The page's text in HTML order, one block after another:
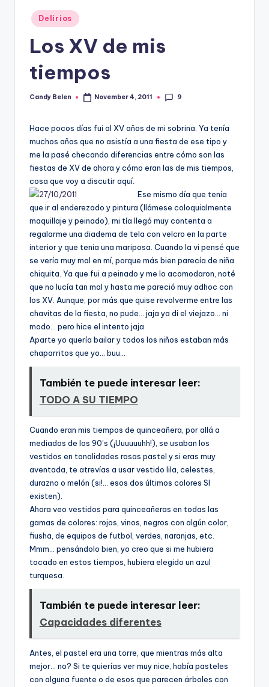
Posted
in
Delirios
Los XV de mis
tiempos
Posted
Candy Belen November 4, 2011 9
Hace pocos días fui al XV años de mi sobrina. Ya tenía
muchos años que no asistía a una fiesta de ese tipo y
me la pasé checando diferencias entre cómo son las
fiestas de XV de ahora y cómo eran las de mis tiempos,
cosa que voy a discutir aquí.
Ese mismo día que tenía
que ir al enderezado y pintura (llámese coloquialmente
maquillaje y peinado), mi tía llegó muy contenta a
regalarme una diadema de tela con velcro en la parte
interior y que tenia una mariposa. Cuando la vi pensé que
se vería muy mal en mí, porque más bien parecía de niña
chiquita. Ya que fui a peinado y me lo acomodaron, noté
que no lucía tan mal y hasta me pareció muy adhoc con
los XV. Aunque, por más que quise revolverme entre las
chavitas de la fiesta, no pude… jaja ya di el viejazo… ni
modo… pero hice el intento jaja
Aparte yo quería bailar y todos los niños estaban más
chaparritos que yo… buu…
También te puede interesar leer:
TODO A SU TIEMPO
Cuando eran mis tiempos de quinceañera, por allá a
mediados de los 90’s (¡Uuuuuuhh!), se usaban los
vestidos en tonalidades rosas pastel y si eras muy
aventada, te atrevías a usar vestido lila, celestes,
durazno o melón (si!… esos dos últimos colores SI
existen).
Ahora veo vestidos para quinceañeras en todas las
gamas de colores: rojos, vinos, negros con algún color,
fiusha, de equipos de futbol, verdes, naranjas, etc.
Mmm… pensándolo bien, yo creo que si me hubiera
tocado en estos tiempos, hubiera elegido un azul
turquesa.
También te puede interesar leer:
Capacidades diferentes
Antes, el pastel era una torre, que mientras más alta
mejor… no? Si te quierías ver muy nice, había pasteles
con alguna fuente o de esos que parecen árboles con